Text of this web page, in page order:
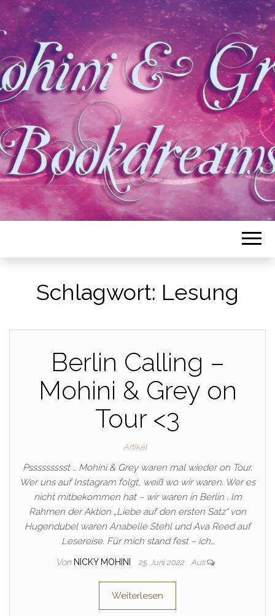
Schlagwort: Lesung
Berlin Calling –
Mohini & Grey on
Tour <3
Artikel
Pssssssssst … Mohini & Grey waren mal wieder on Tour.
Wer uns auf Instagram folgt, weiß wo wir waren. Wer es
nicht mitbekommen hat – wir waren in Berlin . Im
Rahmen der Aktion „Liebe auf den ersten Satz“ von
Hugendubel waren Anabelle Stehl und Ava Reed auf
Lesereise. Für mich stand fest – ich…
Von NICKY MOHINI 25. Juni 2022 Aus
Weiterlesen